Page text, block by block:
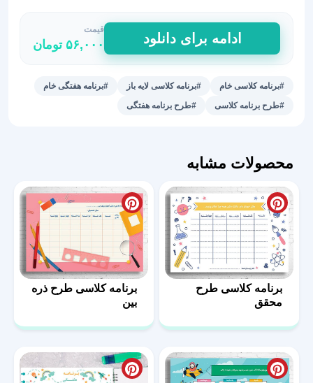
برنامه
هفتگی
خام
طرح
عدد
ادامه برای دانلود
قیمت
۵۶,۰۰۰ تومان
#برنامه کلاسی خام #برنامه کلاسی لایه باز
#برنامه هفتگی خام
#طرح برنامه کلاسی
#طرح برنامه هفتگی
محصولات مشابه
برنامه کلاسی طرح
محقق
برنامه کلاسی طرح ذره
بین